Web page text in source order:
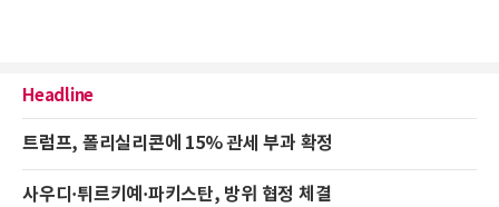
Headline
트럼프, 폴리실리콘에 15% 관세 부과 확정
사우디·튀르키예·파키스탄, 방위 협정 체결